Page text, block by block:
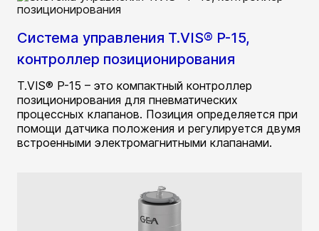
Система управления T.VIS® P-15,
контроллер позиционирования
T.VIS® P-15 – это компактный контроллер
позиционирования для пневматических
процессных клапанов. Позиция определяется при
помощи датчика положения и регулируется двумя
встроенными электромагнитными клапанами.